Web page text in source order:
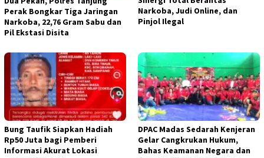
Perak Bongkar Tiga Jaringan
Narkoba, 22,76 Gram Sabu dan
Pil Ekstasi Disita
Narkoba, Judi Online, dan
Pinjol Ilegal
Bung Taufik Siapkan Hadiah
Rp50 Juta bagi Pemberi
Informasi Akurat Lokasi
DPAC Madas Sedarah Kenjeran
Gelar Cangkrukan Hukum,
Bahas Keamanan Negara dan